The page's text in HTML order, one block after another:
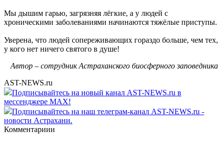
Мы дышим гарью, загрязняя лёгкие, а у людей с
хроническими заболеваниями начинаются тяжёлые приступы.
Уверена, что людей сопереживающих гораздо больше, чем тех,
у кого нет ничего святого в душе!
Автор – сотрудник Астраханского биосферного заповедника
AST-NEWS.ru
Подписывайтесь на новый канал AST-NEWS.ru в
мессенджере MAX!
Подписывайтесь на наш телеграм-канал AST-NEWS.ru -
новости Астрахани.
Комментариии